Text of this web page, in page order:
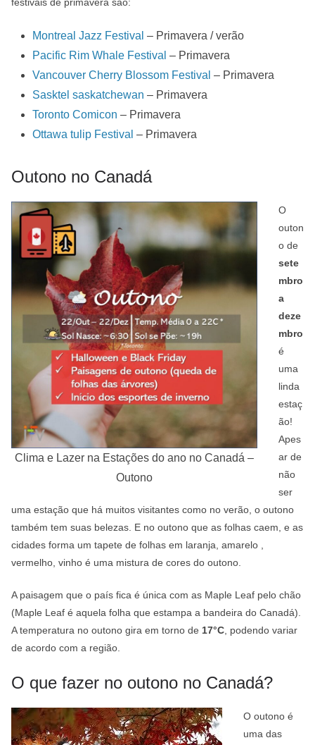
Montreal Jazz Festival – Primavera / verão
Pacific Rim Whale Festival – Primavera
Vancouver Cherry Blossom Festival – Primavera
Sasktel saskatchewan – Primavera
Toronto Comicon – Primavera
Ottawa tulip Festival – Primavera
Outono no Canadá
Clima e Lazer na Estações do ano no Canadá –
Outono
O
outon
o de
sete
mbro
a
deze
mbro
é
uma
linda
estaç
ão!
Apes
ar de
não
ser
uma estação que há muitos visitantes como no verão, o outono
também tem suas belezas. E no outono que as folhas caem, e as
cidades forma um tapete de folhas em laranja, amarelo ,
vermelho, vinho é uma mistura de cores do outono.
A paisagem que o país fica é única com as Maple Leaf pelo chão
(Maple Leaf é aquela folha que estampa a bandeira do Canadá).
A temperatura no outono gira em torno de 17°C , podendo variar
de acordo com a região.
O que fazer no outono no Canadá?
O outono é
uma das